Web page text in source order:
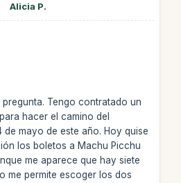
Alicia P.
Tengo contratado un
hacer el camino del
de mayo de este año. Hoy quise
los boletos a Machu Picchu
me aparece que hay siete
me permite escoger los dos